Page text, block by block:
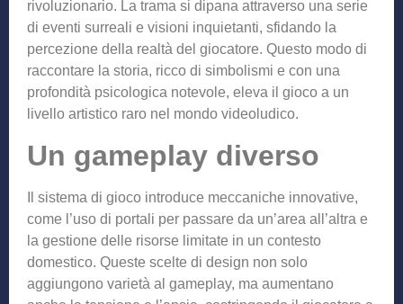
rivoluzionario. La trama si dipana attraverso una serie
di eventi surreali e visioni inquietanti, sfidando la
percezione della realtà del giocatore. Questo modo di
raccontare la storia, ricco di simbolismi e con una
profondità psicologica notevole, eleva il gioco a un
livello artistico raro nel mondo videoludico.
Un gameplay diverso
Il sistema di gioco introduce meccaniche innovative,
come l’uso di portali per passare da un’area all’altra e
la gestione delle risorse limitate in un contesto
domestico. Queste scelte di design non solo
aggiungono varietà al gameplay, ma aumentano